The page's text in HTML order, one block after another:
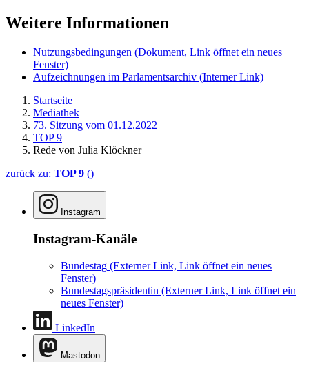
Weitere Informationen
Nutzungsbedingungen (Dokument, Link öffnet ein neues
Fenster)
Aufzeichnungen im Parlamentsarchiv (Interner Link)
Startseite
Mediathek
73. Sitzung vom 01.12.2022
TOP 9
Rede von Julia Klöckner
zurück zu: TOP 9 ()
Instagram
Instagram-Kanäle
Bundestag (Externer Link, Link öffnet ein neues
Fenster)
Bundestagspräsidentin (Externer Link, Link öffnet ein
neues Fenster)
LinkedIn
Mastodon